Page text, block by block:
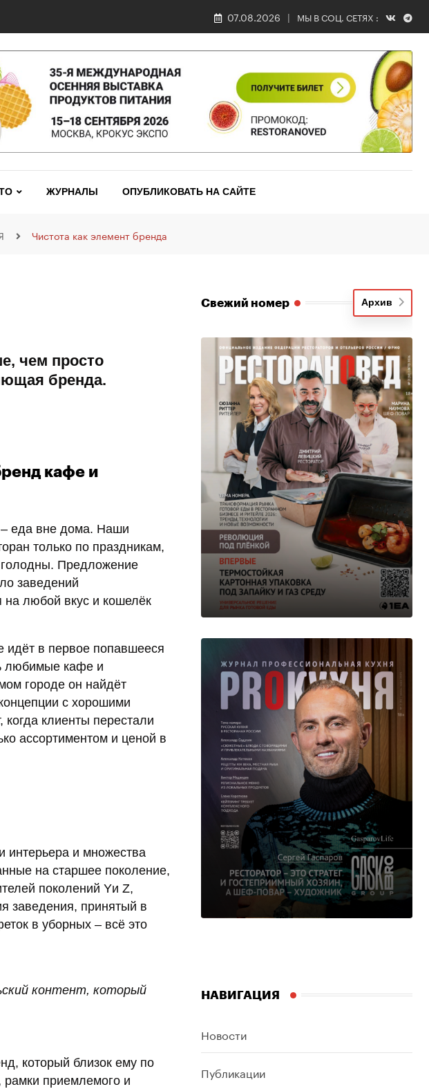
исследования 07.08.2026 МЫ В СОЦ. СЕТЯХ :
ЖУРНАЛЫ ОПУБЛИКОВАТЬ НА САЙТЕ
Чистота как элемент бренда
чем просто
бренда.
кафе и
еда вне дома. Наши
только по праздникам,
Предложение
заведений
на любой вкус и кошелёк
идёт в первое попавшееся
любимые кафе и
городе он найдёт
с хорошими
клиенты перестали
ассортиментом и ценой в
интерьера и множества
на старшее поколение,
поколений Yи Z,
заведения, принятый в
в уборных – всё это
контент, который
который близок ему по
приемлемого и
Свежий номер Архив
НАВИГАЦИЯ
Новости
Публикации